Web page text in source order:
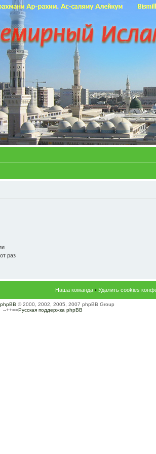
раз
Наша команда • Удалить cookies
phpBB © 2000, 2002, 2005, 2007 phpBB Group
--++==Русская поддержка phpBB